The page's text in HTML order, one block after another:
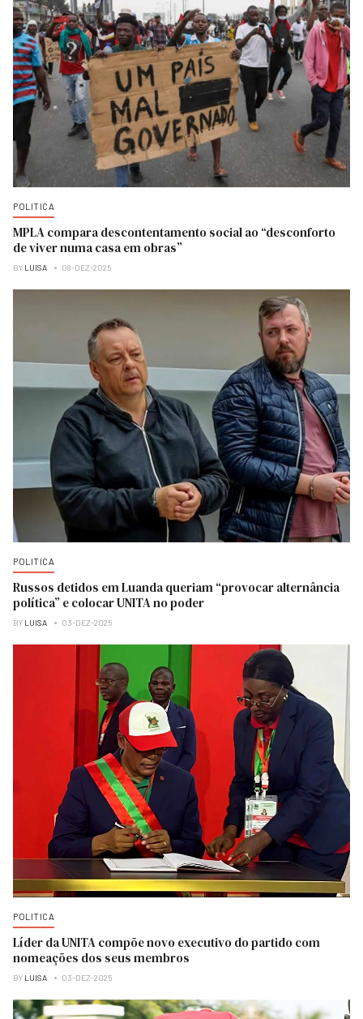
POLITICA
MPLA compara descontentamento social ao “desconforto
de viver numa casa em obras”
BY LUISA 08-DEZ-2025
POLITICA
Russos detidos em Luanda queriam “provocar alternância
política” e colocar UNITA no poder
BY LUISA 03-DEZ-2025
POLITICA
Líder da UNITA compõe novo executivo do partido com
nomeações dos seus membros
BY LUISA 03-DEZ-2025